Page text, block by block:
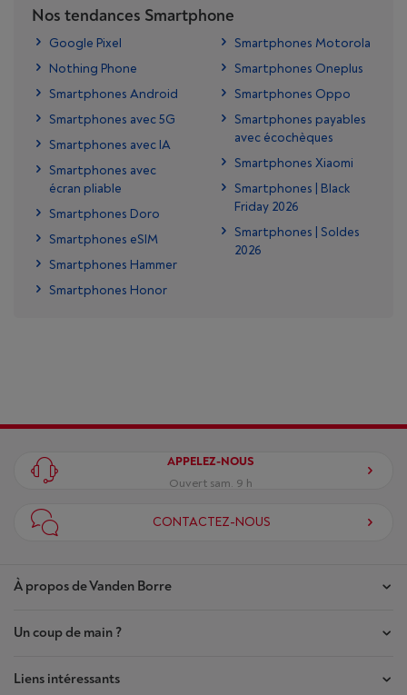
Nos tendances Smartphone
Google Pixel
Nothing Phone
Smartphones Android
Smartphones avec 5G
Smartphones avec IA
Smartphones avec
écran pliable
Smartphones Doro
Smartphones eSIM
Smartphones Hammer
Smartphones Honor
Smartphones Motorola
Smartphones Oneplus
Smartphones Oppo
Smartphones payables
avec écochèques
Smartphones Xiaomi
Smartphones | Black
Friday 2026
Smartphones | Soldes
2026
À propos de Vanden Borre
Nos magasins
Contrat de Confiance
Un coup de main ?
Mes commandes
Liens intéressants
APPELEZ-NOUS
Ouvert sam. 9 h
CONTACTEZ-NOUS